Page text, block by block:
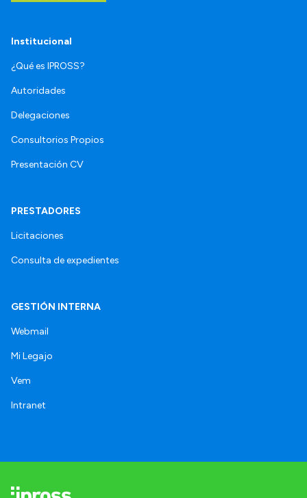
Institucional
¿Qué es IPROSS?
Autoridades
Delegaciones
Consultorios Propios
Presentación CV
PRESTADORES
Licitaciones
Consulta de expedientes
GESTIÓN INTERNA
Webmail
Mi Legajo
Vem
Intranet